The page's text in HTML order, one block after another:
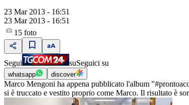
23 Mar 2013 - 16:51
23 Mar 2013 - 16:51
15 foto
Segui suSeguici su
whatsapp discover
Marco Mengoni ha appena pubblicato l'album
si è truccato e vestito proprio come Marco. Il risultato è